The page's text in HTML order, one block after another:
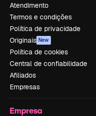
Atendimento
Termos e condições
Política de privacidade
Originais New
Política de cookies
Central de confiabilidade
Afiliados
Empresas
Empresa